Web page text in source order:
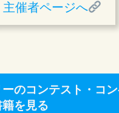
主催者ページへ
ーのコンテスト・コ
を見る